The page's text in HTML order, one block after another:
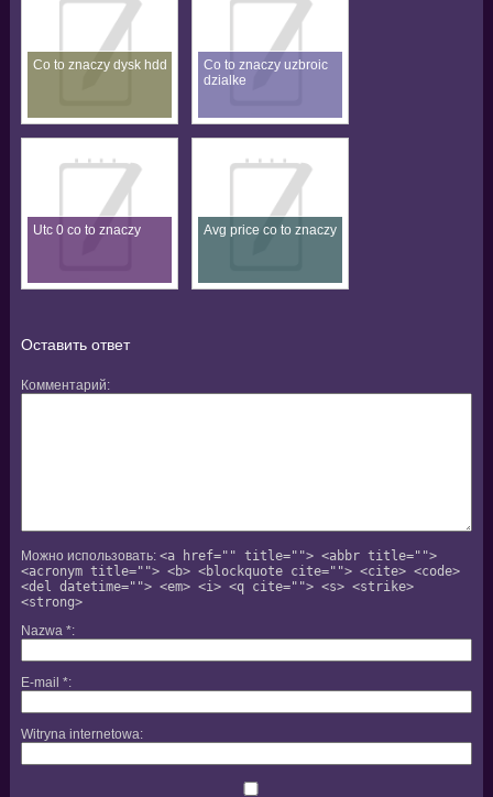
Co to znaczy dysk hdd
Co to znaczy uzbroic
dzialke
Utc 0 co to znaczy Avg price co to znaczy
Оставить ответ
Комментарий
Можно использовать: <a href="" title=""> <abbr title="">
<acronym title=""> <b> <blockquote cite=""> <cite> <code>
<del datetime=""> <em> <i> <q cite=""> <s> <strike>
<strong>
Nazwa *
E-mail *
Witryna internetowa